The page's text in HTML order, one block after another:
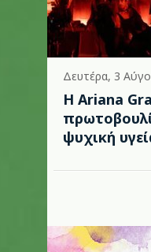
Δευτέρα, 3
Η Ariana
ψυχική